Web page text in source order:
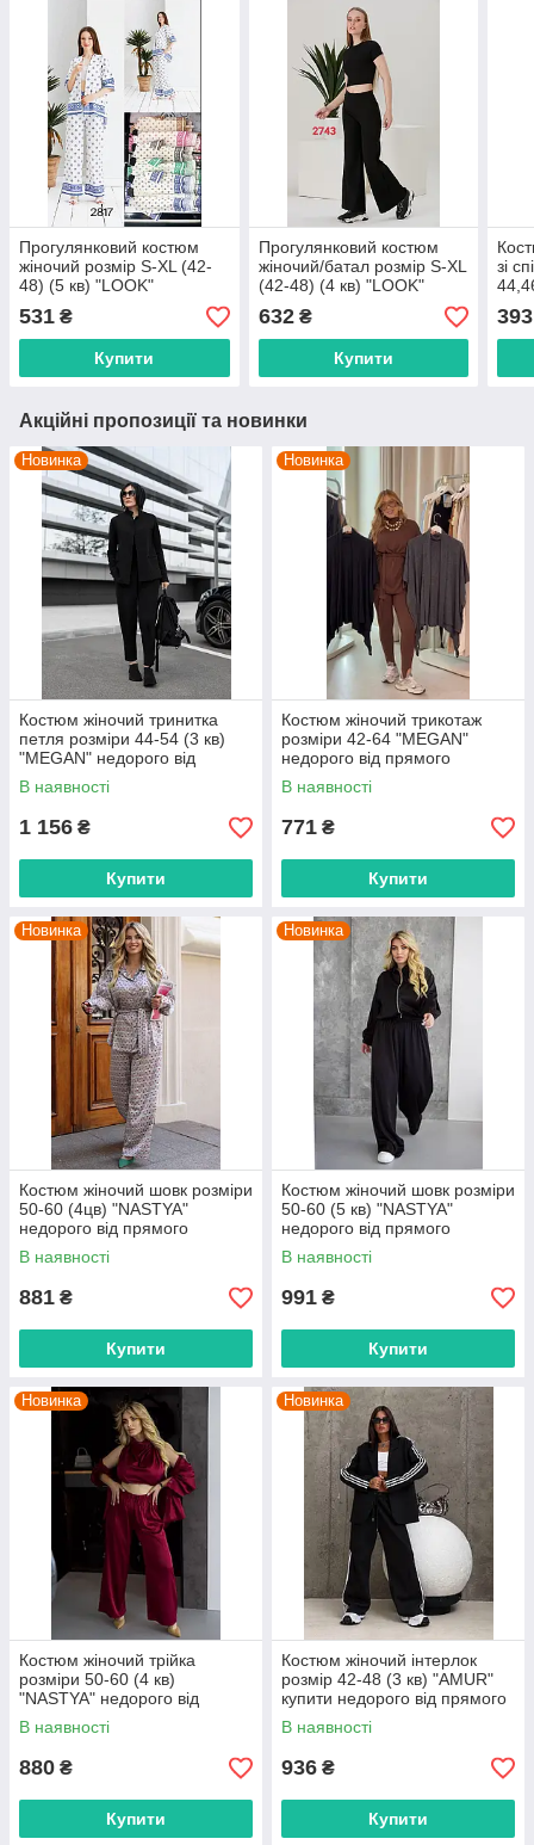
Прогулянковий костюм
жіночий розмір S-XL (42-
48) (5 кв) "LOOK"
недорого від прямого
постачальника
531 ₴
Купити
Прогулянковий костюм
жіночий/батал розмір S-XL
(42-48) (4 кв) "LOOK"
недорого від прямого
постачальника
632₴
Купити
зі
393
Акційні пропозиції та новинки
Новинка
Костюм жіночий тринитка
петля розміри 44-54 (3 кв)
"MEGAN" недорого від
прямого постачальника
В наявності
1 156 ₴
Купити
Новинка
Костюм жіночий трикотаж
розміри 42-64 "MEGAN"
недорого від прямого
постачальника
В наявності
771 ₴
Купити
Новинка
Костюм жіночий шовк розміри
50-60 (4цв) "NASTYA"
недорого від прямого
постачальника
В наявності
881 ₴
Купити
Новинка
Костюм жіночий шовк розміри
50-60 (5 кв) "NASTYA"
недорого від прямого
постачальника
В наявності
991 ₴
Купити
Новинка
Костюм жіночий трійка
розміри 50-60 (4 кв)
"NASTYA" недорого від
прямого постачальника
В наявності
880 ₴
Купити
Новинка
Костюм жіночий інтерлок
розмір 42-48 (3 кв) "AMUR"
купити недорого від прямого
постачальника
В наявності
936 ₴
Купити